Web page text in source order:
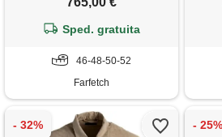
Sped. gratuita
46-48-50-52
Farfetch